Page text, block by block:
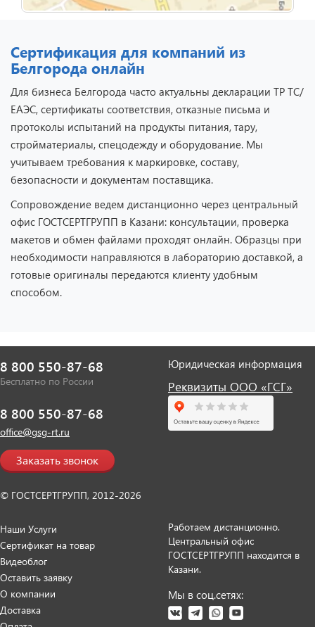
Сертификация для компаний из
Белгорода онлайн
Для бизнеса Белгорода часто актуальны декларации ТР ТС/
ЕАЭС, сертификаты соответствия, отказные письма и
протоколы испытаний на продукты питания, тару,
стройматериалы, спецодежду и оборудование. Мы
учитываем требования к маркировке, составу,
безопасности и документам поставщика.
Сопровождение ведем дистанционно через центральный
офис ГОСТСЕРТГРУПП в Казани: консультации, проверка
макетов и обмен файлами проходят онлайн. Образцы при
необходимости направляются в лабораторию доставкой, а
готовые оригиналы передаются клиенту удобным
способом.
8 800 550-87-68
Бесплатно по России
8 800 550-87-68
office@gsg-rt.ru
Заказать звонок
© ГОСТСЕРТГРУПП, 2012-2026
Юридическая информация
Реквизиты ООО «ГСГ»
Наши Услуги
Сертификат на товар
Видеоблог
Оставить заявку
О компании
Доставка
Работаем дистанционно.
Центральный офис
ГОСТСЕРТГРУПП находится в
Казани.
Мы в соц.сетях: